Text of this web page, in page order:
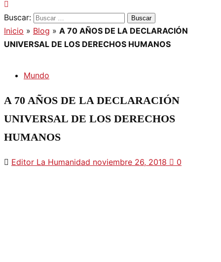
Buscar:
Inicio » Blog » A 70 AÑOS DE LA DECLARACIÓN
UNIVERSAL DE LOS DERECHOS HUMANOS
Mundo
A 70 AÑOS DE LA DECLARACIÓN
UNIVERSAL DE LOS DERECHOS
HUMANOS
Editor La Humanidad noviembre 26, 2018 0